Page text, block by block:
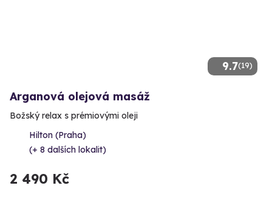
9.7(19)
Arganová olejová masáž
Božský relax s prémiovými oleji
Hilton (Praha)
(+ 8 dalších lokalit)
2 490 Kč